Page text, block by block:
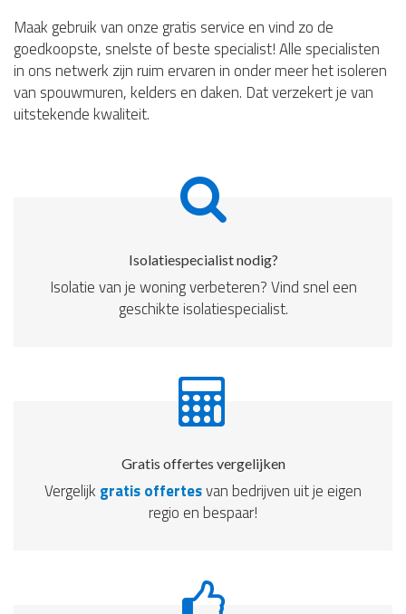
Maak gebruik van onze gratis service en vind zo de
goedkoopste, snelste of beste specialist! Alle specialisten
in ons netwerk zijn ruim ervaren in onder meer het isoleren
van spouwmuren, kelders en daken. Dat verzekert je van
uitstekende kwaliteit.
Isolatiespecialist nodig?
Isolatie van je woning verbeteren? Vind snel een
geschikte isolatiespecialist.
Gratis offertes vergelijken
Vergelijk gratis offertesvan bedrijven uit je eigen
regio en bespaar!